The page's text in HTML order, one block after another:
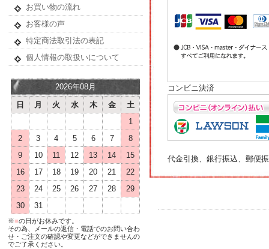
お買い物の流れ
お客様の声
特定商法取引法の表記
個人情報の取扱いについて
2026年08月
日
月 火 水 木 金
土
1
2
3 4 5 6 7
8
9
10 11 12 13 14
15
16
17 18 19 20 21
22
23
24 25 26 27 28
29
30
31
※■の日がお休みです。
その為、メールの返信・電話でのお問い合わ
せ・ご注文の確認や変更などができませんの
でご了承ください。
コンビニ決済
代金引換、銀行振込、郵便